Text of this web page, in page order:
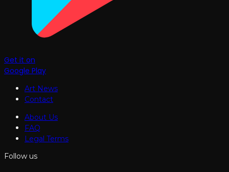
Get it on
Google Play
Art News
Contact
About Us
FAQ
Legal Terms
Follow us